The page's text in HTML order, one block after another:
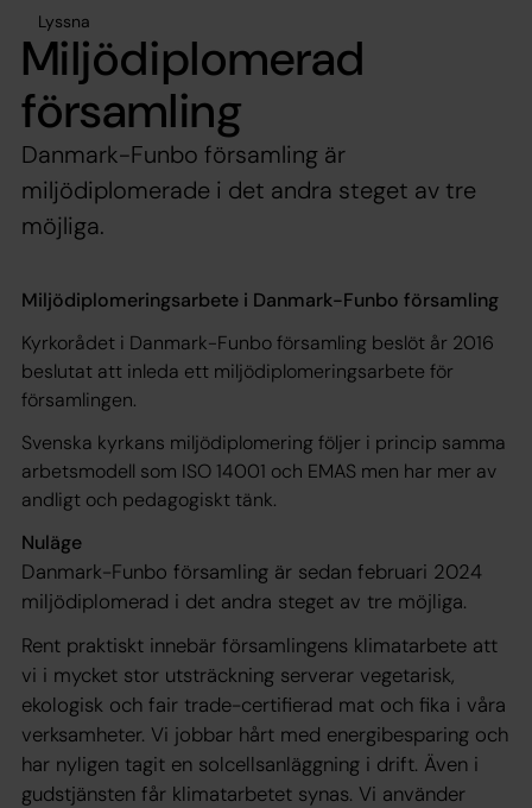
Lyssna
Miljödiplomerad
församling
Danmark-Funbo församling är
miljödiplomerade i det andra steget av tre
möjliga.
Miljödiplomeringsarbete i Danmark-Funbo församling
Kyrkorådet i Danmark-Funbo församling beslöt år 2016
beslutat att inleda ett miljödiplomeringsarbete för
församlingen.
Svenska kyrkans miljödiplomering följer i princip samma
arbetsmodell som ISO 14001 och EMAS men har mer av
andligt och pedagogiskt tänk.
Nuläge
Danmark-Funbo församling är sedan februari 2024
miljödiplomerad i det andra steget av tre möjliga.
Rent praktiskt innebär församlingens klimatarbete att
vi i mycket stor utsträckning serverar vegetarisk,
ekologisk och fair trade-certifierad mat och fika i våra
verksamheter. Vi jobbar hårt med energibesparing och
har nyligen tagit en solcellsanläggning i drift. Även i
gudstjänsten får klimatarbetet synas. Vi använder